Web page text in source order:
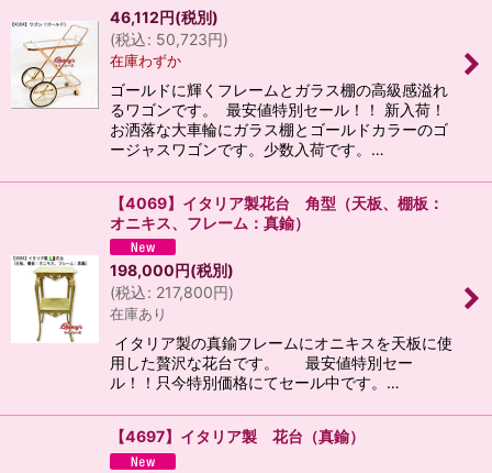
46,112円(税別)
(税込: 50,723円)
在庫わずか
ゴールドに輝くフレームとガラス棚の高級感溢れ
るワゴンです。 最安値特別セール！！ 新入荷！
お洒落な大車輪にガラス棚とゴールドカラーのゴ
ージャスワゴンです。少数入荷です。…
【4069】イタリア製花台 角型（天板、棚板：
オニキス、フレーム：真鍮）
198,000 円(税別)
(税込: 217,800円)
在庫あり
イタリア製の真鍮フレームにオニキスを天板に使
用した贅沢な花台です。 最安値特別セー
ル！！只今特別価格にてセール中です。…
【4697】イタリア製 花台（真鍮）